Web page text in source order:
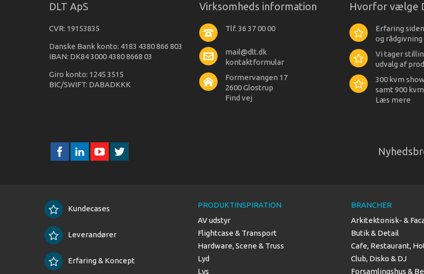
DLT ApS
CVR: 19153835
Danske Bank konto: 4183 4380 866 803
IBAN: DK84 3000 4380 8668 03
Giro konto: 1245 3515
BIC/SWIFT: DABADKKK
Virksomheds information
Tlf. 36 37 00 00
mail@dlt.dk
kontaktformular
Formervangen 17
2600 Glostrup
Find vej
Hvorfor vælge
Erfaring
og
Vi tager
udvalg af
300 kvm
samt 900
Læs mere
Kundecases
Leverandører
Erfaring & Koncept
PRODUKTINSPIRATION
AV udstyr
Flightcase & Transport
Hardware, Scene & Truss
Lyd
Lys
BRANCHER
Arkitektonisk- &
Butik & Detail
Cafe, Restaurant,
Club, Disko & DJ
Forsamlingshus &